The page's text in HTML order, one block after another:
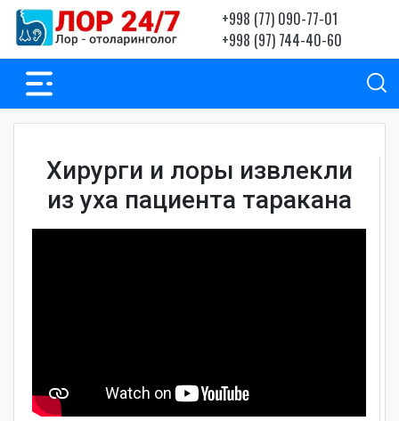
+998 (77) 090-77-01
+998 (97) 744-40-60
Хирурги и лоры извлекли
из уха пациента таракана